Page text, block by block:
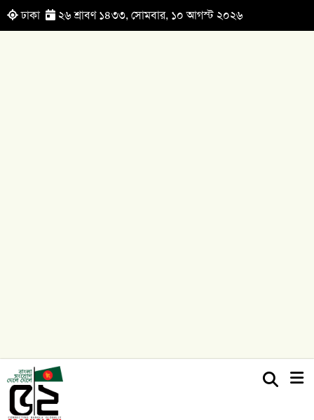
ঢাকা ২৬ শ্রাবণ ১৪৩৩, সোমবার, ১০ আগস্ট ২০২৬